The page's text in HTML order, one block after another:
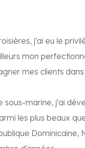
j'ai eu le
mon
mes clients
sous-marine, j'ai
les plus beaux